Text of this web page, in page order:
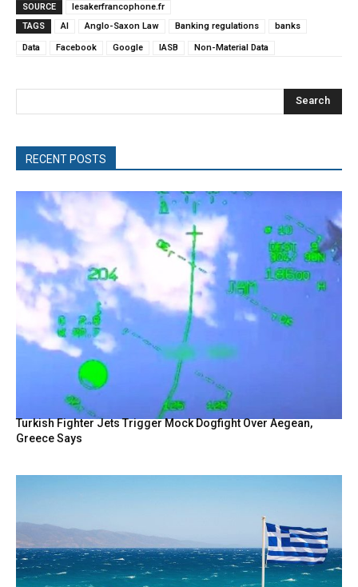
SOURCE
lesakerfrancophone.fr
TAGS
AI Anglo-Saxon Law Banking regulations banks
Data Facebook Google IASB Non-Material Data
Search
RECENT POSTS
Turkish Fighter Jets Trigger Mock Dogfight Over Aegean,
Greece Says